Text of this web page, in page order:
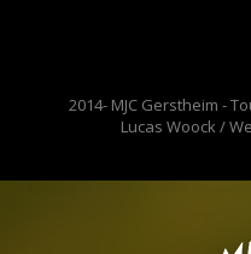
2014- MJC Gerstheim -
Lucas Woock /